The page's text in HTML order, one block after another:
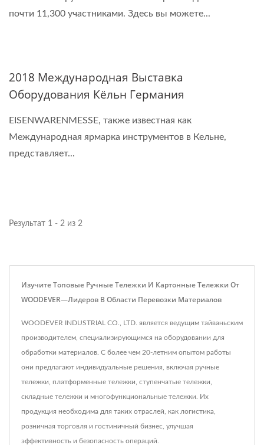
почти 11,300 участниками. Здесь вы можете...
2018 Международная Выставка
Оборудования Кёльн Германия
EISENWARENMESSE, также известная как
Международная ярмарка инструментов в Кельне,
представляет...
Результат 1 - 2 из 2
Изучите Топовые Ручные Тележки И Картонные Тележки От
WOODEVER—Лидеров В Области Перевозки Материалов
WOODEVER INDUSTRIAL CO., LTD. является ведущим тайваньским
производителем, специализирующимся на оборудовании для
обработки материалов. С более чем 20-летним опытом работы
они предлагают индивидуальные решения, включая ручные
тележки, платформенные тележки, ступенчатые тележки,
складные тележки и многофункциональные тележки. Их
продукция необходима для таких отраслей, как логистика,
розничная торговля и гостиничный бизнес, улучшая
эффективность и безопасность операций.